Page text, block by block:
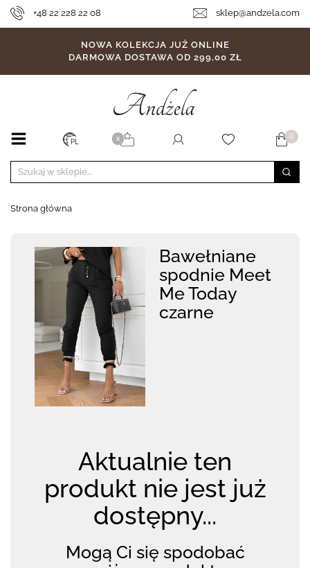
+48 22 228 22 08 sklep@andzela.com
NOWA KOLEKCJA JUŻ ONLINE
DARMOWA DOSTAWA OD 299,00 ZŁ
PL X 0
Strona główna
Bawełniane
spodnie Meet
Me Today
czarne
Aktualnie ten
produkt nie jest już
dostępny...
Mogą Ci się spodobać